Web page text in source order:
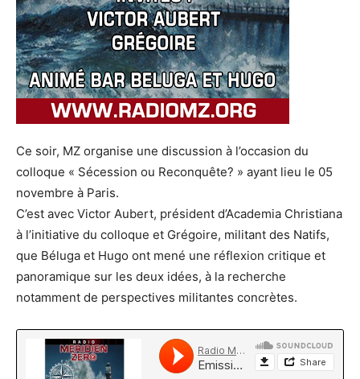
Ce soir, MZ organise une discussion à l’occasion du
colloque « Sécession ou Reconquête? » ayant lieu le 05
novembre à Paris.
C’est avec Victor Aubert, président d’Academia Christiana
à l’initiative du colloque et Grégoire, militant des Natifs,
que Béluga et Hugo ont mené une réflexion critique et
panoramique sur les deux idées, à la recherche
notamment de perspectives militantes concrètes.